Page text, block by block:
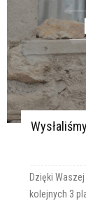
Dzięki
kolejnych 3